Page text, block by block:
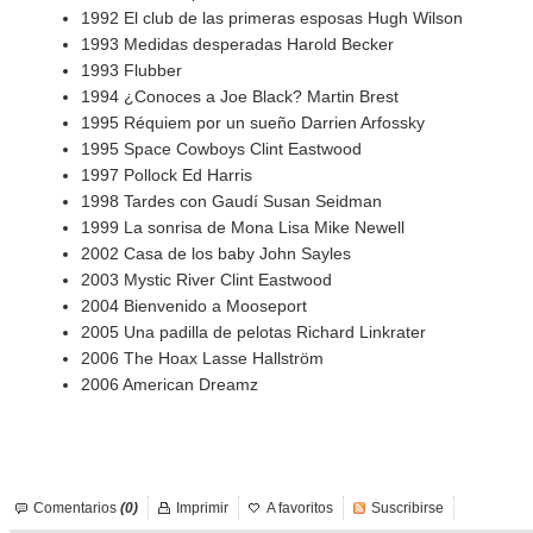
1992 El club de las primeras esposas Hugh Wilson
1993 Medidas desperadas Harold Becker
1993 Flubber
1994 ¿Conoces a Joe Black? Martin Brest
1995 Réquiem por un sueño Darrien Arfossky
1995 Space Cowboys Clint Eastwood
1997 Pollock Ed Harris
1998 Tardes con Gaudí Susan Seidman
1999 La sonrisa de Mona Lisa Mike Newell
2002 Casa de los baby John Sayles
2003 Mystic River Clint Eastwood
2004 Bienvenido a Mooseport
2005 Una padilla de pelotas Richard Linkrater
2006 The Hoax Lasse Hallström
2006 American Dreamz
Comentarios (0) Imprimir A favoritos Suscribirse